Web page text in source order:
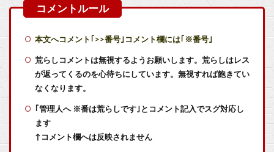
ぴろし社長ブチギレ「ジョジョASBカカロット鬼滅ナルティメット作ったのにジャンブ公式にブロックされたんだが⁉」
『新桃太郎伝説』というゲーム知ってるか？
ダークゴシックな2D弾幕STG『カラドリウス2』発売決定！
ラスボス戦が好きなゲームは？
本文へコメント｢>>番号｣コメント欄には｢※番号｣
荒らしコメントは無視するようお願いします。荒らしはレス
が返ってくるのを心待ちにしています。無視すれば飽きてい
なくなります。
｢管理人へ ※番は荒らしです｣とコメント記入でスグ対応し
ます
↑コメント欄へは反映されません